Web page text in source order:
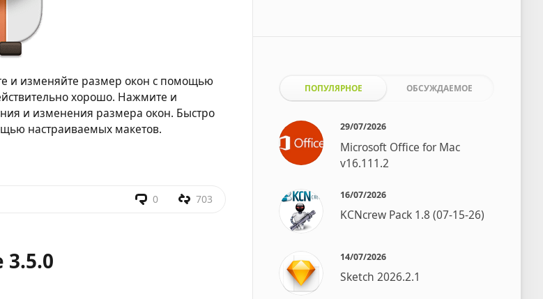
и изменяйте размер окон с помощью
хорошо. Нажмите и
и изменения размера окон. Быстро
настраиваемых макетов.
0 703
ПОПУЛЯРНОЕ ОБСУЖДАЕМОЕ
29/07/2026
Microsoft Office for Mac
v16.111.2
16/07/2026
KCNcrew Pack 1.8 (07-15-26)
14/07/2026
Sketch 2026.2.1